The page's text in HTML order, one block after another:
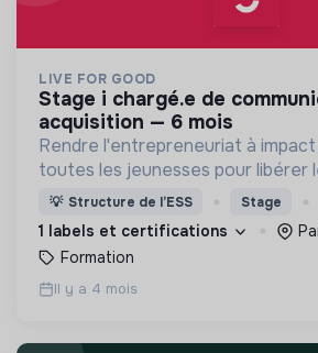
LIVE FOR GOOD
stage i chargé.e de communication &
acquisition — 6 mois
Rendre l'entrepreneuriat à
toutes les jeunesses pour libérer
d’agir
💡 Structure de l’ESS Stage
1 labels et certifications
Formation
Il y a 4 mois